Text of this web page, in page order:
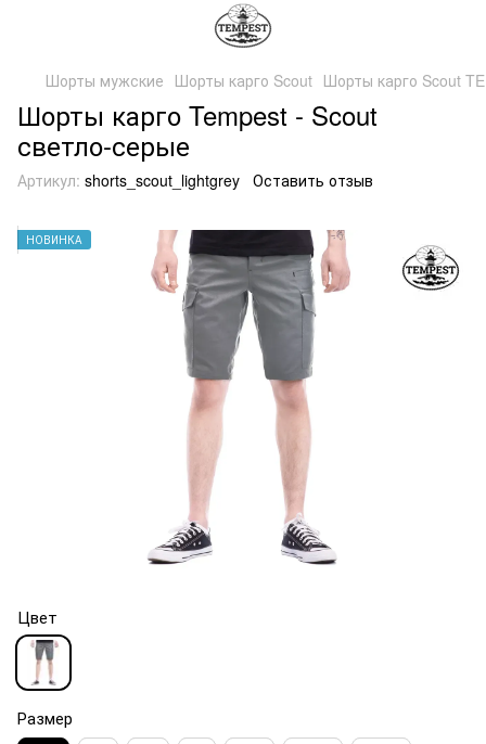
Шорты мужские Шорты карго Scout Шорты карго Scout
Шорты карго Tempest - Scout
светло-серые
Артикул: shorts_scout_lightgrey Оставить отзыв
НОВИНКА
Цвет
Размер